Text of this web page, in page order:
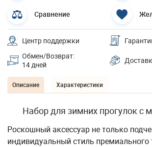
Сравнение
Центр поддержки
Обмен/Возврат:
14 дней
Описание Характеристики
Набор для зимних прогулок с
Роскошный аксессуар не только
индивидуальный стиль премиального